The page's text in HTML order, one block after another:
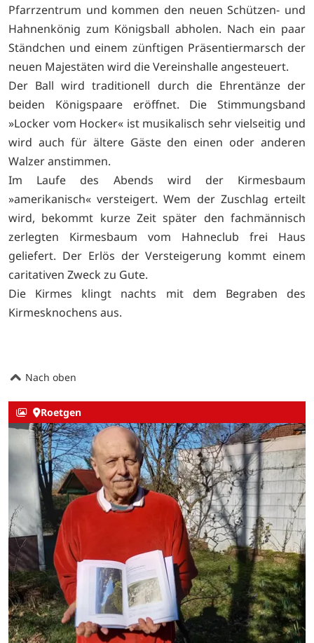
Pfarrzentrum und kommen den neuen Schützen- und
Hahnenkönig zum Königsball abholen. Nach ein paar
Ständchen und einem zünftigen Präsentiermarsch der
neuen Majestäten wird die Vereinshalle angesteuert.
Der Ball wird traditionell durch die Ehrentänze der
beiden Königspaare eröffnet. Die Stimmungsband
»Locker vom Hocker« ist musikalisch sehr vielseitig und
wird auch für ältere Gäste den einen oder anderen
Walzer anstimmen.
Im Laufe des Abends wird der Kirmesbaum
»amerikanisch« versteigert. Wem der Zuschlag erteilt
wird, bekommt kurze Zeit später den fachmännisch
zerlegten Kirmesbaum vom Hahneclub frei Haus
geliefert. Der Erlös der Versteigerung kommt einem
caritativen Zweck zu Gute.
Die Kirmes klingt nachts mit dem Begraben des
Kirmesknochens aus.
Nach oben
Roetgen